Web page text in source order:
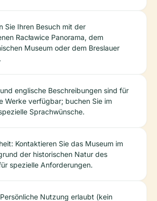
Sie Ihren Besuch mit der
Racławice Panorama, dem
Museum oder dem Breslauer
englische Beschreibungen sind für
Werke verfügbar; buchen Sie im
Sprachwünsche.
Kontaktieren Sie das Museum im
der historischen Natur des
spezielle Anforderungen.
Nutzung erlaubt (kein